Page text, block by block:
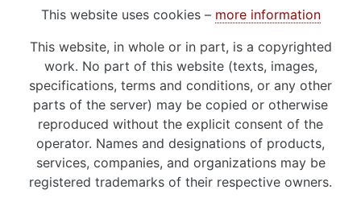
This website uses cookies – more information
This website, in whole or in part, is a copyrighted
work. No part of this website (texts, images,
specifications, terms and conditions, or any other
parts of the server) may be copied or otherwise
reproduced without the explicit consent of the
operator. Names and designations of products,
services, companies, and organizations may be
registered trademarks of their respective owners.